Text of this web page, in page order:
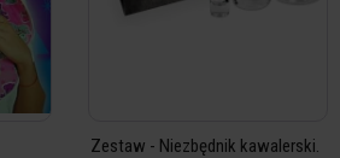
Zestaw - Niezbędnik kawalerski.